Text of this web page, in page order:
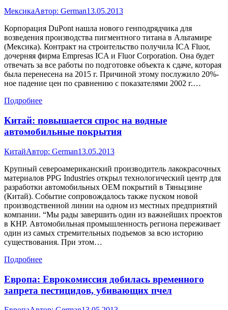
МексикаАвтор: German13.05.2013
Корпорация DuPont нашла нового генподрядчика для
возведения производства пигментного титана в Альтамире
(Мексика). Контракт на строительство получила ICA Fluor,
дочерняя фирма Empresas ICA и Fluor Corporation. Она будет
отвечать за все работы по подготовке объекта к сдаче, которая
была перенесена на 2015 г. Причиной этому послужило 20%-
ное падение цен по сравнению с показателями 2002 г.…
Подробнее
Китай: повышается спрос на водные
автомобильные покрытия
КитайАвтор: German13.05.2013
Крупный североамериканский производитель лакокрасочных
материалов PPG Industries открыл технологический центр для
разработки автомобильных OEM покрытий в Тяньцзине
(Китай). Событие сопровождалось также пуском новой
производственной линии на одном из местных предприятий
компании. “Мы рады завершить один из важнейших проектов
в КНР. Автомобильная промышленность региона переживает
один из самых стремительных подъемов за всю историю
существования. При этом…
Подробнее
Европа: Еврокомиссия добилась временного
запрета пестицидов, убивающих пчел